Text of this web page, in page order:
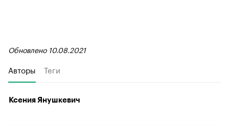
Обновлено 10.08.2021
Авторы Теги
Ксения Янушкевич